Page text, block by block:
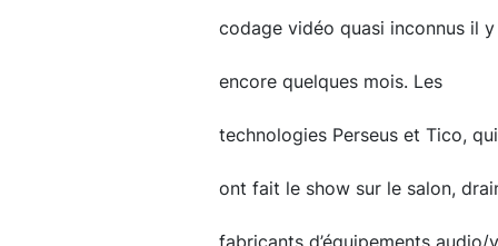
codage vidéo quasi inconnus il y
encore quelques mois. Les
technologies Perseus et Tico, qui
ont fait le show sur le salon,
fabricants d’équipements